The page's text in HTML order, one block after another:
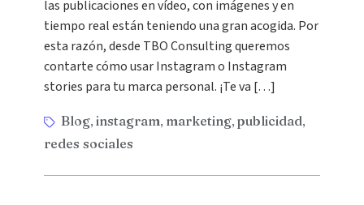
las publicaciones en vídeo, con imágenes y en
tiempo real están teniendo una gran acogida. Por
esta razón, desde TBO Consulting queremos
contarte cómo usar Instagram o Instagram
stories para tu marca personal. ¡Te va […]
Blog,instagram, marketing,publicidad,
redes sociales